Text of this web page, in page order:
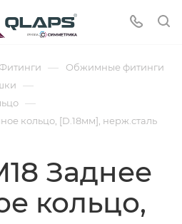
Фитинги — Обжимные фитинги
—
—
кольцо, [D.18мм], нерж.сталь
Заднее
кольцо,